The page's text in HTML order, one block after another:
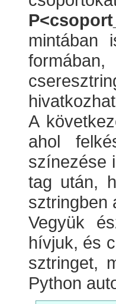
mintában
A
ahol
színezése
tag után,
sztringben
Vegyük
hívjuk, és
sztringet,
Python